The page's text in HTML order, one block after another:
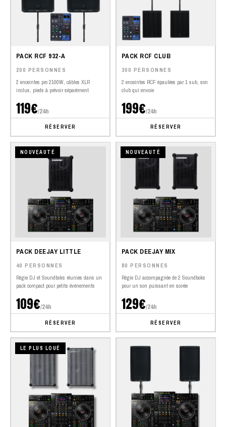
PACK RCF 932-A
200 PERSONNES
2 enceintes pro 2100W, câbles XLR
inclus, pieds à prévoir séparément
119€/24h
RÉSERVER
PACK RCF CLUB
300 PERSONNES
2 enceintes RCF épaulées par 1 sub, son
club qui envoie
199€/24h
RÉSERVER
NOUVEAUTÉ
PACK DEEJAY LITTLE
40 PERSONNES
Régie DJ et Soundboks réunies dans un
pack compact pour petits événements
109€/24h
RÉSERVER
NOUVEAUTÉ
PACK DEEJAY MIX
80 PERSONNES
Régie DJ accompagnée de 2 Soundboks
pour un son puissant en soirée
129€/24h
RÉSERVER
LE PLUS LOUÉ